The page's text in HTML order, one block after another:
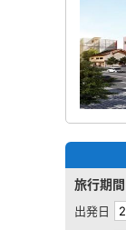
旅行期間
出発日